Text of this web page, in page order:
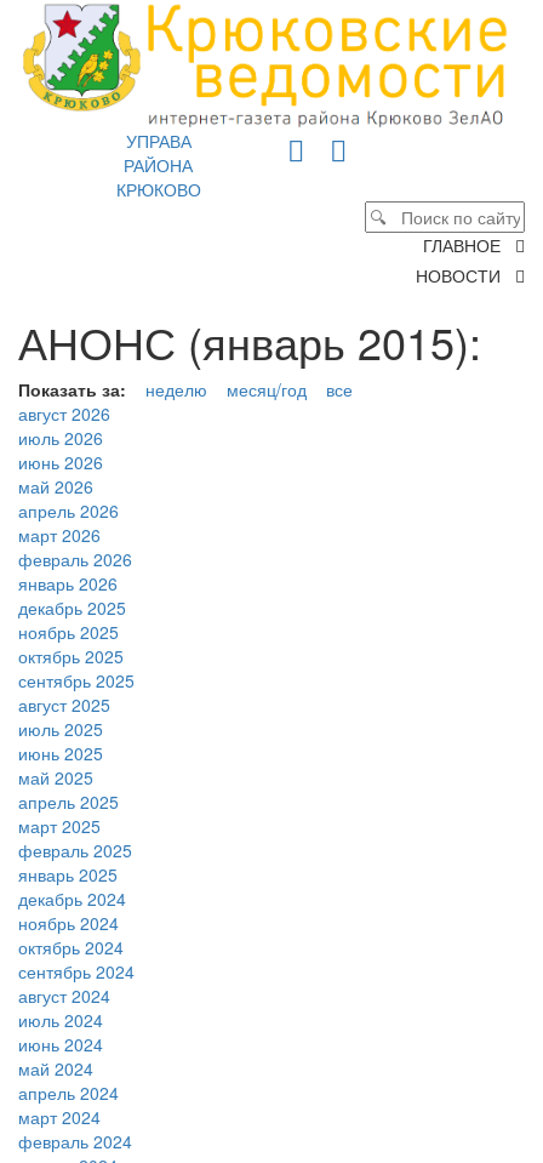
УПРАВА
РАЙОНА
КРЮКОВО
ГЛАВНОЕ
НОВОСТИ
АНОНС (январь 2015):
Показать за: неделю месяц/год
все
август 2026
июль 2026
июнь 2026
май 2026
апрель 2026
март 2026
февраль 2026
январь 2026
декабрь 2025
ноябрь 2025
октябрь 2025
сентябрь 2025
август 2025
июль 2025
июнь 2025
май 2025
апрель 2025
март 2025
февраль 2025
январь 2025
декабрь 2024
ноябрь 2024
октябрь 2024
сентябрь 2024
август 2024
июль 2024
июнь 2024
май 2024
апрель 2024
март 2024
февраль 2024